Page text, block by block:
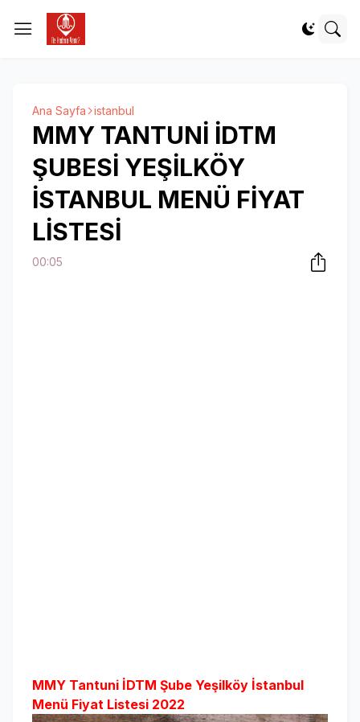
Ana Sayfa istanbul
MMY TANTUNİ İDTM
ŞUBESİ YEŞİLKÖY
İSTANBUL MENÜ FİYAT
LİSTESİ
00:05
MMY Tantuni İDTM Şube Yeşilköy İstanbul
Menü Fiyat Listesi 2022